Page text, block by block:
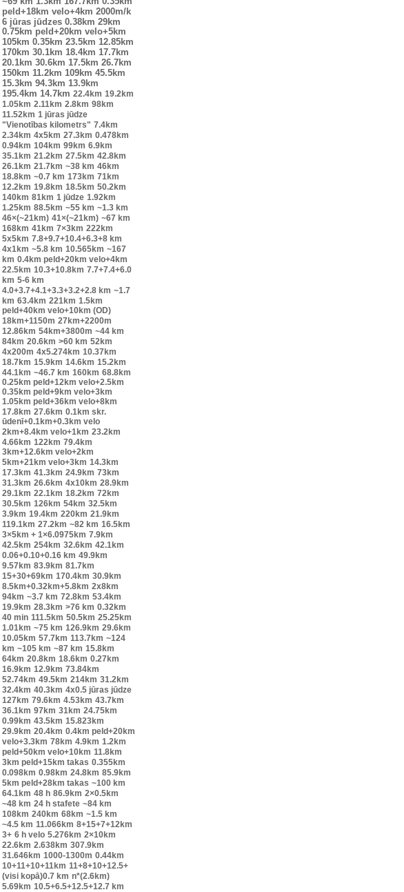
peld+18km velo+4km 2000m/k
6 jūras jūdzes 0.38km 29km
0.75km peld+20km velo+5km
105km 0.35km 23.5km 12.85km
170km 30.1km 18.4km 17.7km
20.1km 30.6km 17.5km 26.7km
150km 11.2km 109km 45.5km
15.3km 94.3km 13.9km
195.4km 14.7km 22.4km 19.2km
1.05km 2.11km 2.8km 98km
11.52km 1 jūras jūdze
"Vienotības kilometrs" 7.4km
2.34km 4x5km 27.3km 0.478km
0.94km 104km 99km 6.9km
35.1km 21.2km 27.5km 42.8km
26.1km 21.7km ~38 km 46km
18.8km ~0.7 km 173km 71km
12.2km 19.8km 18.5km 50.2km
140km 81km 1 jūdze 1.92km
1.25km 88.5km ~55 km ~1.3 km
46×(~21km) 41×(~21km) ~67 km
168km 41km 7×3km 222km
5x5km 7.8+9.7+10.4+6.3+8 km
4x1km ~5.8 km 10.565km ~167
km 0.4km peld+20km velo+4km
22.5km 10.3+10.8km 7.7+7.4+6.0
km 5-6 km
4.0+3.7+4.1+3.3+3.2+2.8 km ~1.7
km 63.4km 221km 1.5km
peld+40km velo+10km (OD)
18km+1150m 27km+2200m
12.86km 54km+3800m ~44 km
84km 20.6km >60 km 52km
4x200m 4x5.274km 10.37km
18.7km 15.9km 14.6km 15.2km
44.1km ~46.7 km 160km 68.8km
0.25km peld+12km velo+2.5km
0.35km peld+9km velo+3km
1.05km peld+36km velo+8km
17.8km 27.6km 0.1km skr.
ūdenī+0.1km+0.3km velo
2km+8.4km velo+1km 23.2km
4.66km 122km 79.4km
3km+12.6km velo+2km
5km+21km velo+3km 14.3km
17.3km 41.3km 24.9km 73km
31.3km 26.6km 4x10km 28.9km
29.1km 22.1km 18.2km 72km
30.5km 126km 54km 32.5km
3.9km 19.4km 220km 21.9km
119.1km 27.2km ~82 km 16.5km
3×5km + 1×6.0975km 7.9km
42.5km 254km 32.6km 42.1km
0.06+0.10+0.16 km 49.9km
9.57km 83.9km 81.7km
15+30+69km 170.4km 30.9km
8.5km+0.32km+5.8km 2x8km
94km ~3.7 km 72.8km 53.4km
19.9km 28.3km >76 km 0.32km
40 min 111.5km 50.5km 25.25km
1.01km ~75 km 126.9km 29.6km
10.05km 57.7km 113.7km ~124
km ~105 km ~87 km 15.8km
64km 20.8km 18.6km 0.27km
16.9km 12.9km 73.84km
52.74km 49.5km 214km 31.2km
32.4km 40.3km 4x0.5 jūras jūdze
127km 79.6km 4.53km 43.7km
36.1km 97km 31km 24.75km
0.99km 43.5km 15.823km
29.9km 20.4km 0.4km peld+20km
velo+3.3km 78km 4.9km 1.2km
peld+50km velo+10km 11.8km
3km peld+15km takas 0.355km
0.098km 0.98km 24.8km 85.9km
5km peld+28km takas ~100 km
64.1km 48 h 86.9km 2×0.5km
~48 km 24 h stafete ~84 km
108km 240km 68km ~1.5 km
~4.5 km 11.066km 8+15+7+12km
3+ 6 h velo 5.276km 2×10km
22.6km 2.638km 307.9km
31.646km 1000-1300m 0.44km
10+11+10+11km 11+8+10+12.5+
(visi kopā)0.7 km n*(2.6km)
5.69km 10.5+6.5+12.5+12.7 km